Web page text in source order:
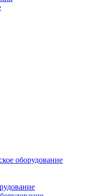
оборудование